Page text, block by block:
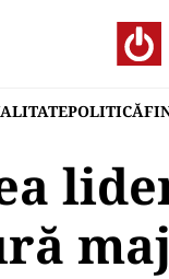
POLITICĂ